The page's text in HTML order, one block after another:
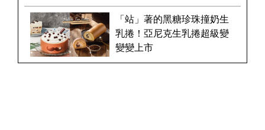
「站」著的黑糖珍珠撞奶生
乳捲！亞尼克生乳捲超級變
變變上市